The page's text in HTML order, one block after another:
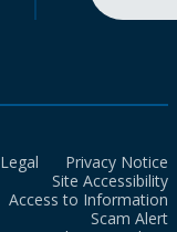
Legal
Privacy Notice
Site Accessibility
Access to Information
Scam Alert